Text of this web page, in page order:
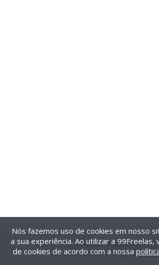
@2014-2026 99Freelas. Todos os
Termos de uso| Política de
Nós fazemos uso de cookies em nosso
a sua experiência. Ao utilizar a 99Freelas,
de cookies de acordo com a nossa